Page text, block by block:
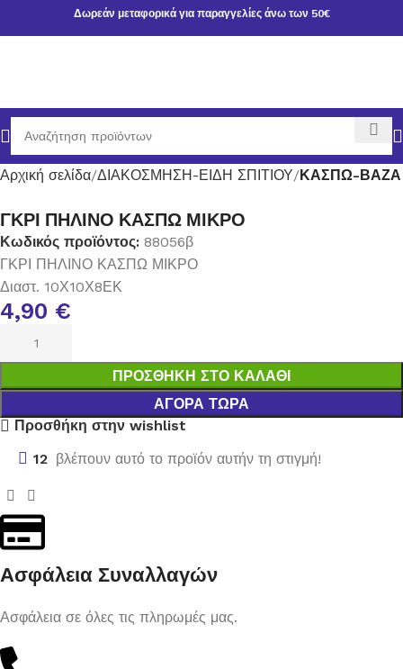
Δωρεάν μεταφορικά για παραγγελίες άνω των 50€
Αρχική σελίδα ΔΙΑΚΟΣΜΗΣΗ-ΕΙΔΗ ΣΠΙΤΙΟΥ ΚΑΣΠΩ-ΒΑΖΑ
ΓΚΡΙ ΠΗΛΙΝΟ ΚΑΣΠΩ ΜΙΚΡΟ
Κωδικός προϊόντος: 88056β
ΓΚΡΙ ΠΗΛΙΝΟ ΚΑΣΠΩ ΜΙΚΡΟ
Διαστ. 10Χ10Χ8ΕΚ
4,90 €
ΠΡΟΣΘΉΚΗ ΣΤΟ ΚΑΛΆΘΙ
ΑΓΟΡΆ ΤΏΡΑ
Προσθήκη στην wishlist
12 βλέπουν αυτό το προϊόν αυτήν τη στιγμή!
Ασφάλεια Συναλλαγών
Ασφάλεια σε όλες τις πληρωμές μας.